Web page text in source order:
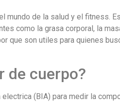
mundo de la salud y el fitness.
como la grasa corporal, la
que son utiles para quienes
de cuerpo?
(BIA) para medir la